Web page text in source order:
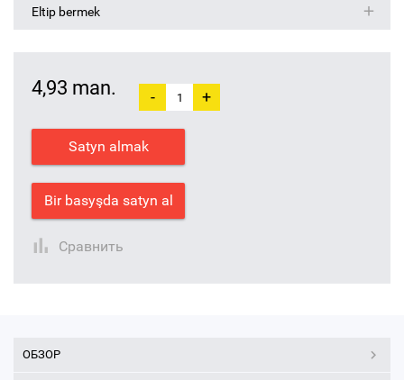
Eltip bermek
4,93 man. - +
Satyn almak
Bir basyşda satyn al
Сравнить
ОБЗОР